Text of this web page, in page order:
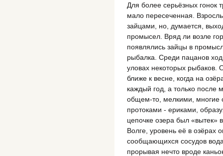
Для более серьёзных гонок
мало пересеченная.
зайцами, но, думается,
промысел. Вряд ли возле
появлялись зайцы в
рыбалка. Среди пацанов
уловах некоторых рыбаков.
ближе к весне, когда на
каждый год, а только после
общем-то, мелкими, многие
протоками - ериками,
цепочке озера был «вытек»
Волге, уровень её в озёрах
сообщающихся сосудов
прорывая нечто вроде